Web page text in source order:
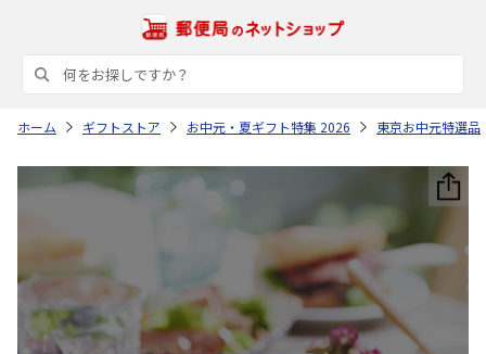
ホーム ギフトストア お中元・夏ギフト特集 2026 東京お中元特選品